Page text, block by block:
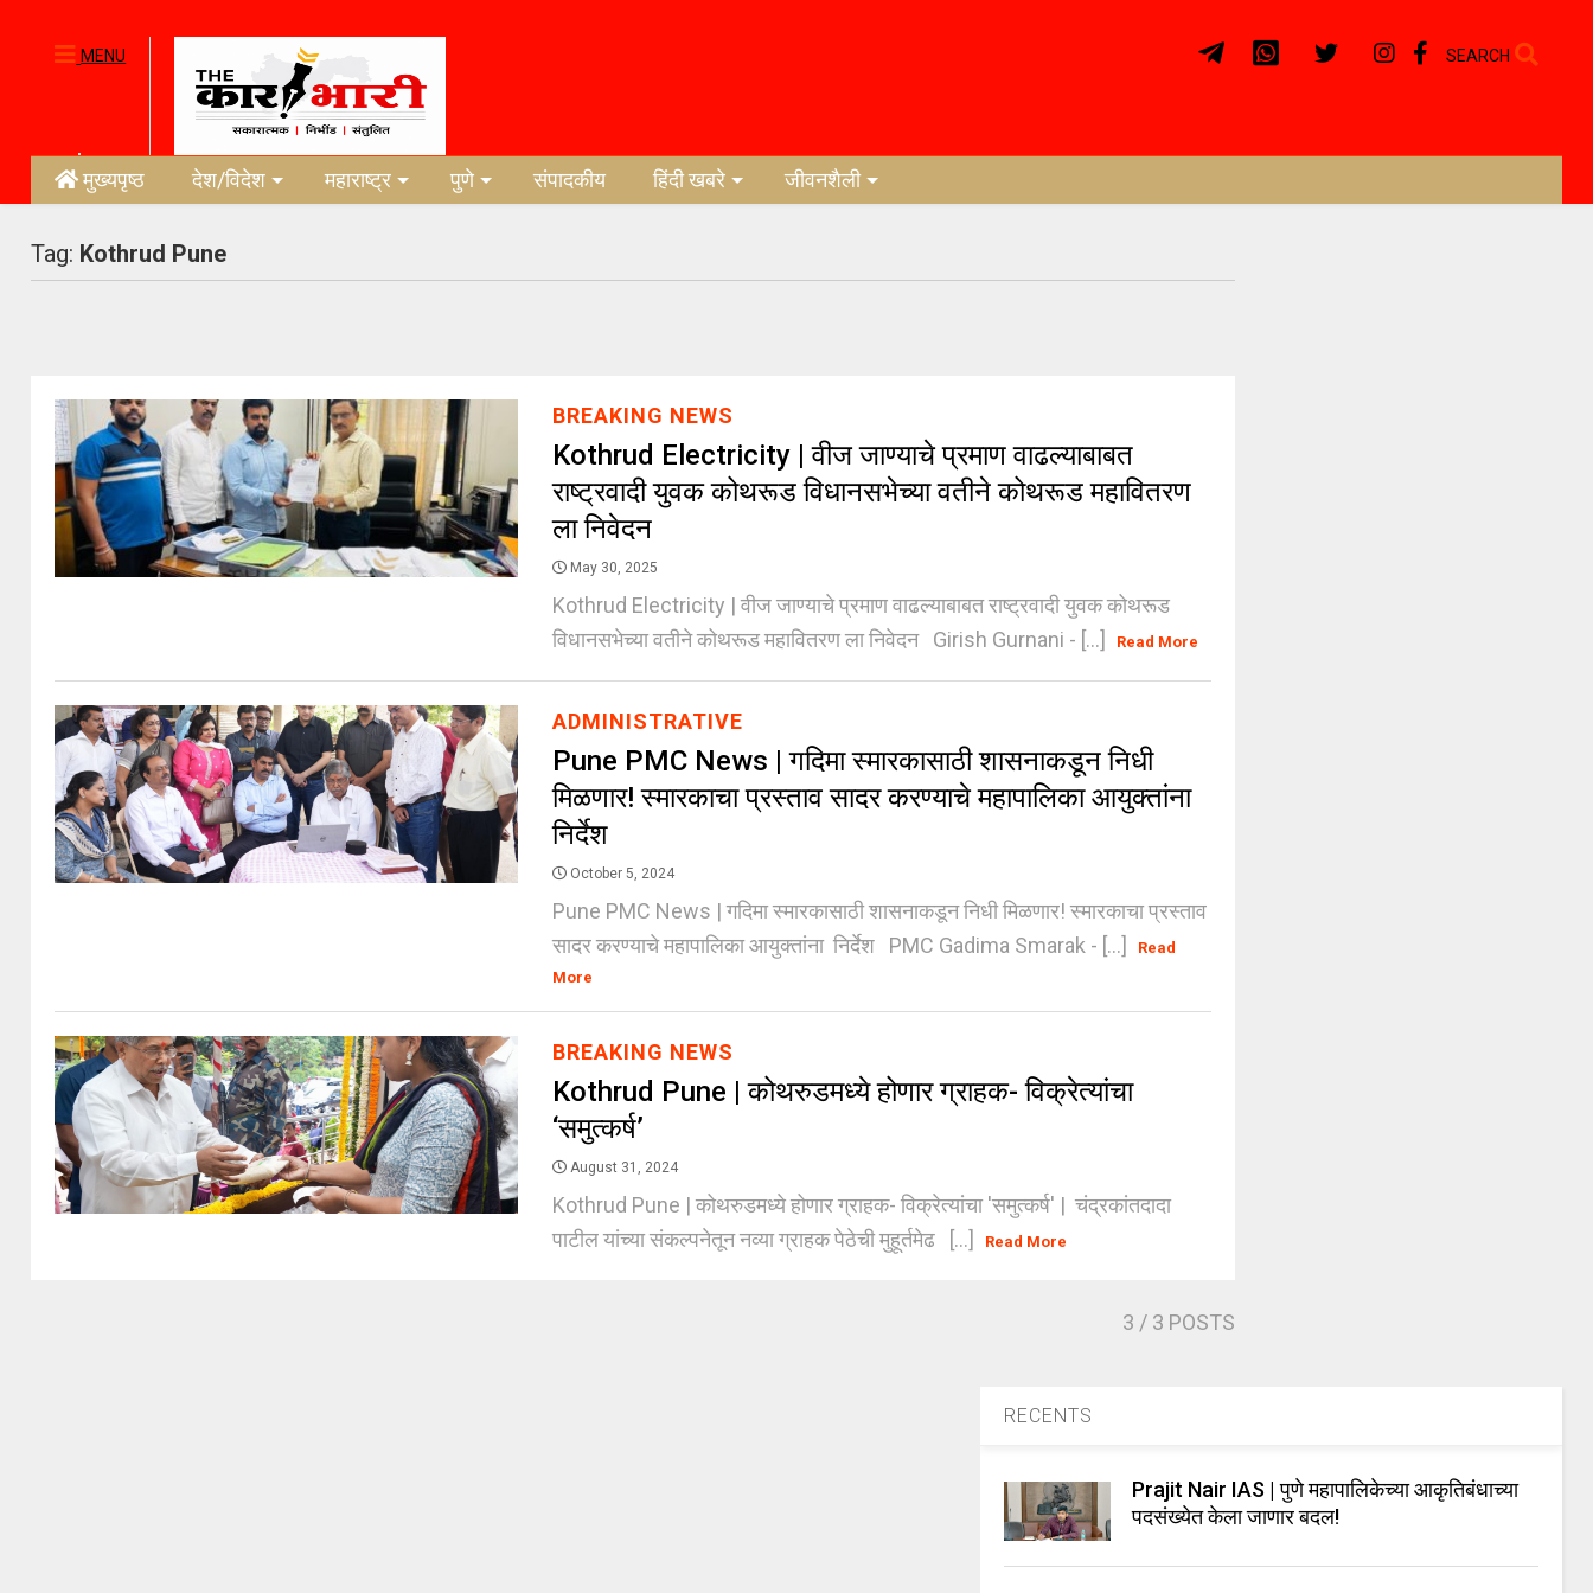
MENU SEARCH
मुख्यपृष्ठ देश/विदेश महाराष्ट्र पुणे संपादकीय हिंदी खबरे जीवनशैली
Tag: Kothrud Pune
BREAKING NEWS
Kothrud Electricity | वीज जाण्याचे प्रमाण वाढल्याबाबत
राष्ट्रवादी युवक कोथरूड विधानसभेच्या वतीने कोथरूड महावितरण
ला निवेदन
May 30, 2025
Kothrud Electricity | वीज जाण्याचे प्रमाण वाढल्याबाबत राष्ट्रवादी युवक कोथरूड
विधानसभेच्या वतीने कोथरूड महावितरण ला निवेदन Girish Gurnani - [...]
Read More
ADMINISTRATIVE
Pune PMC News | गदिमा स्मारकासाठी शासनाकडून निधी
मिळणार! स्मारकाचा प्रस्ताव सादर करण्याचे महापालिका आयुक्तांना
निर्देश
October 5, 2024
Pune PMC News | गदिमा स्मारकासाठी शासनाकडून निधी मिळणार! स्मारकाचा प्रस्ताव
सादर करण्याचे महापालिका आयुक्तांना निर्देश PMC Gadima Smarak - [...]
Read
More
BREAKING NEWS
Kothrud Pune | कोथरुडमध्ये होणार ग्राहक- विक्रेत्यांचा
‘समुत्कर्ष’
August 31, 2024
Kothrud Pune | कोथरुडमध्ये होणार ग्राहक- विक्रेत्यांचा 'समुत्कर्ष' | चंद्रकांतदादा
पाटील यांच्या संकल्पनेतून नव्या ग्राहक पेठेची मुहूर्तमेढ [...]
Read More
3 / 3 POSTS
RECENTS
Prajit Nair IAS | पुणे महापालिकेच्या आकृतिबंधाच्या
पदसंख्येत केला जाणार बदल!